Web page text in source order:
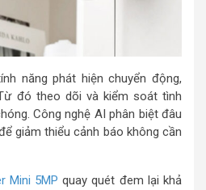
năng phát hiện chuyển động,
đó theo dõi và kiểm soát tình
Công nghệ AI phân biệt đâu
giảm thiểu cảnh báo không cần
Mini 5MP quay quét đem lại khả